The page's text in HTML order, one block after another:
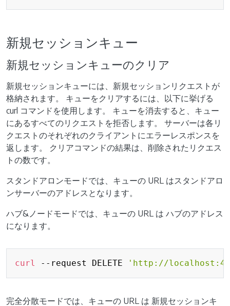
新規セッションキュー
新規セッションキューのクリア
新規セッションキューには、新規セッションリクエストが
格納されます。 キューをクリアするには、以下に挙げる
curl コマンドを使用します。 キューを消去すると、キュー
にあるすべてのリクエストを拒否します。 サーバーは各リ
クエストのそれぞれのクライアントにエラーレスポンスを
返します。 クリアコマンドの結果は、削除されたリクエス
トの数です。
スタンドアロンモードでは、キューの URL はスタンドアロ
ンサーバーのアドレスとなります。
ハブ&ノードモードでは、キューの URL は ハブのアドレス
になります。
curl --request DELETE 'http://
完全分散モードでは、キューの URL は 新規セッションキ